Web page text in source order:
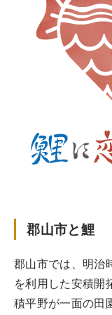
郡山市と鯉
郡山市では、明治
を利用した安積開
積平野が一面の田